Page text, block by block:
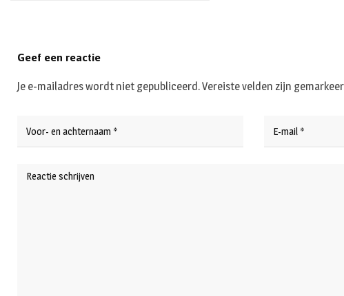
Geef een reactie
Je e-mailadres wordt niet gepubliceerd.Vereiste velden zijn